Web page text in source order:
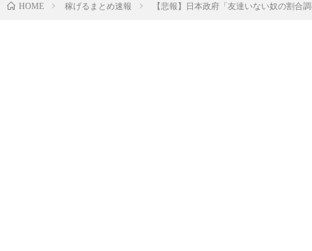
HOME 稼げるまとめ速報 【悲報】日本政府「友達いない奴の割合